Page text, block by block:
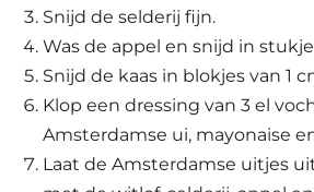
Snijd de selderij fijn.
Was de appel en snijd in
Snijd de kaas in blokjes van 1
Klop een dressing van 3 el
Amsterdamse ui, mayonaise
Laat de Amsterdamse uitjes